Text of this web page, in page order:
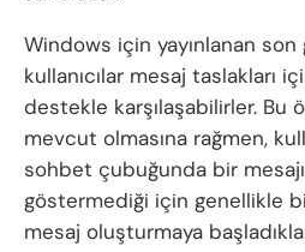
Windows için yayınlanan
kullanıcılar mesaj taslakları
destekle karşılaşabilirler. Bu
mevcut olmasına rağmen,
sohbet çubuğunda bir
göstermediği için genellikle
mesaj oluşturmaya